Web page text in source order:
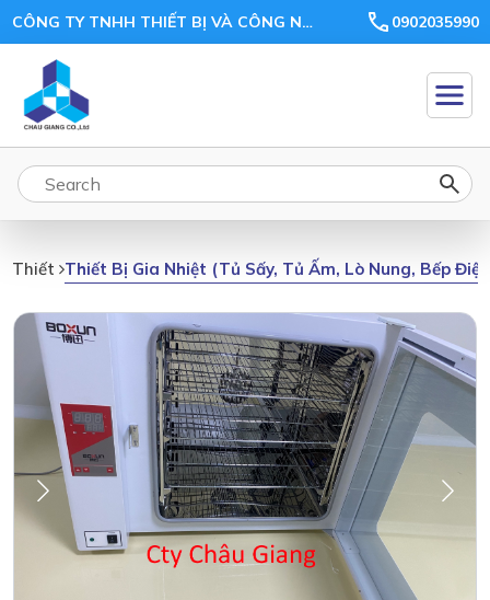
CÔNG TY TNHH THIẾT BỊ VÀ CÔNG NGHỆ CHÂU GIANG 0902035990
Thiết BịThiết Bị Gia Nhiệt (tủ Sấy, Tủ Ấm, Lò Nung, Bếp